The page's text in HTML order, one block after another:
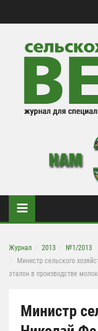
Журнал 2013
№1/2013
Министр сельского
эталон в производстве
Министр